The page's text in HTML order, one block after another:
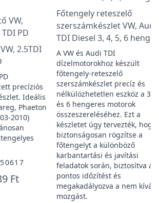
2.5TDI
precíziós
Ideális
Phaeton
2010)
Ft
Főtengely reteszelő
szerszámkészlet VW, Audi
TDI Diesel 3, 4, 5, 6 henger
A VW és Audi TDI
dízelmotorokhoz készült
főtengely-reteszelő
szerszámkészlet precíz és
nélkülözhetetlen eszköz a 3,
és 6 hengeres motorok
összeszereléséhez. Ezt a
készletet úgy tervezték, hogy
biztonságosan rögzítse a
főtengelyt a különböző
karbantartási és javítási
feladatok során, biztosítva a
pontos időzítést és
megakadályozva a nem kívánt
mozgást.